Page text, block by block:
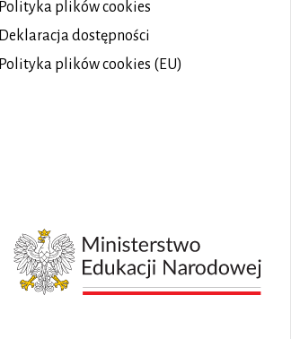
Polityka plikówcookies
Deklaracja dostępności
Polityka plików cookies (EU)